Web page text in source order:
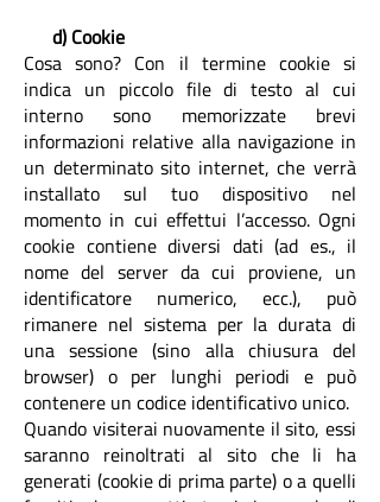
d) Cookie
Cosa sono? Con il termine cookie si
indica un piccolo file di testo al cui
interno sono memorizzate brevi
informazioni relative alla navigazione in
un determinato sito internet, che verrà
installato sul tuo dispositivo nel
momento in cui effettui l’accesso. Ogni
cookie contiene diversi dati (ad es., il
nome del server da cui proviene, un
identificatore numerico, ecc.), può
rimanere nel sistema per la durata di
una sessione (sino alla chiusura del
browser) o per lunghi periodi e può
contenere un codice identificativo unico.
Quando visiterai nuovamente il sito, essi
saranno reinoltrati al sito che li ha
generati (cookie di prima parte) o a quelli